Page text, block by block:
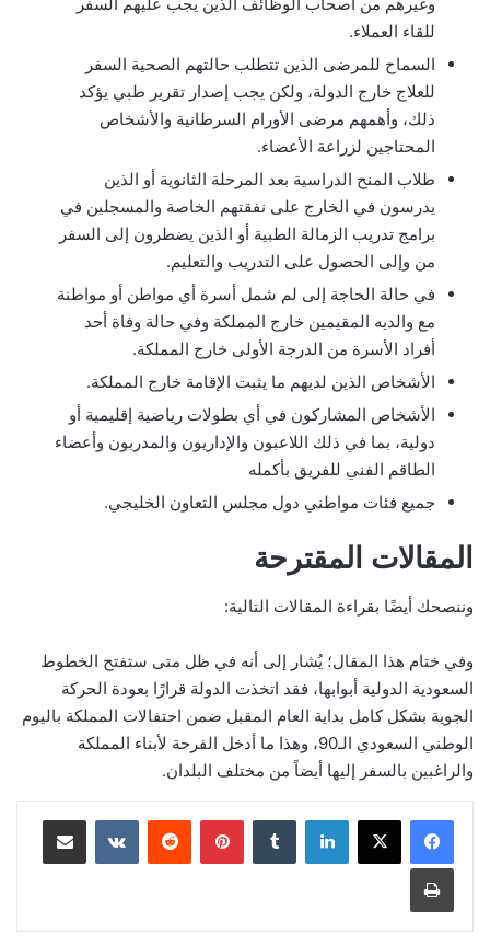
للقاء العملاء.
السماح للمرضى الذين تتطلب حالتهم الصحية السفر
للعلاج خارج الدولة، ولكن يجب إصدار تقرير طبي يؤكد
ذلك، وأهمهم مرضى الأورام السرطانية والأشخاص
المحتاجين لزراعة الأعضاء.
طلاب المنح الدراسية بعد المرحلة الثانوية أو الذين
يدرسون في الخارج على نفقتهم الخاصة والمسجلين في
برامج تدريب الزمالة الطبية أو الذين يضطرون إلى السفر
من وإلى الحصول على التدريب والتعليم.
في حالة الحاجة إلى لم شمل أسرة أي مواطن أو مواطنة
مع والديه المقيمين خارج المملكة وفي حالة وفاة أحد
أفراد الأسرة من الدرجة الأولى خارج المملكة.
الأشخاص الذين لديهم ما يثبت الإقامة خارج المملكة.
الأشخاص المشاركون في أي بطولات رياضية إقليمية أو
دولية، بما في ذلك اللاعبون والإداريون والمدربون وأعضاء
الطاقم الفني للفريق بأكمله
جميع فئات مواطني دول مجلس التعاون الخليجي.
المقالات المقترحة
وننصحك أيضًا بقراءة المقالات التالية:
وفي ختام هذا المقال؛ يُشار إلى أنه في ظل متى ستفتح الخطوط
السعودية الدولية أبوابها، فقد اتخذت الدولة قرارًا بعودة الحركة
الجوية بشكل كامل بداية العام المقبل ضمن احتفالات المملكة باليوم
الوطني السعودي الـ90، وهذا ما أدخل الفرحة لأبناء المملكة
والراغبين بالسفر إليها أيضاً من مختلف البلدان.
لينكدإن بينتيريست مشاركة عبر البريد
طباعة